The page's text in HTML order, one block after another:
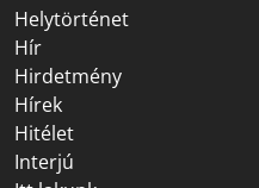
Helytörténet
Hír
Hirdetmény
Hírek
Hitélet
Interjú